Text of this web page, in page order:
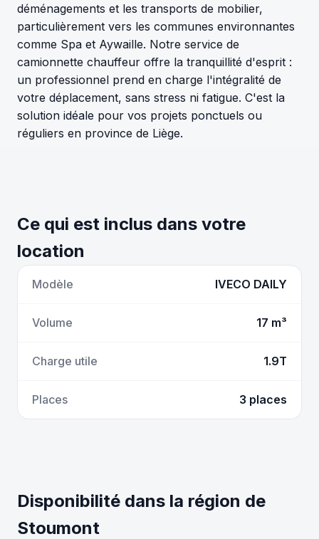
déménagements et les transports de mobilier,
particulièrement vers les communes environnantes
comme Spa et Aywaille. Notre service de
camionnette chauffeur offre la tranquillité d'esprit :
un professionnel prend en charge l'intégralité de
votre déplacement, sans stress ni fatigue. C'est la
solution idéale pour vos projets ponctuels ou
réguliers en province de Liège.
Ce qui est inclus dans votre
location
Modèle IVECO DAILY
Volume 17 m³
Charge utile 1.9T
Places 3 places
Disponibilité dans la région de
Stoumont